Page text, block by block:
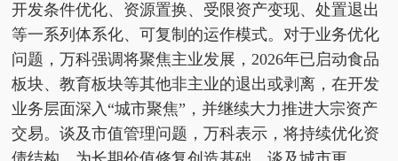
开发条件优化、资源置换、受限资产变现、处置退出
等一系列体系化、可复制的运作模式。对于业务优化
问题，万科强调将聚焦主业发展，2026年已启动食品
板块、教育板块等其他非主业的退出或剥离，在开发
业务层面深入“城市聚焦”，并继续大力推进大宗资产
交易。谈及市值管理问题，万科表示，将持续优化资